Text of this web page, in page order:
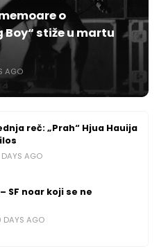
o
stiže u martu
AGO
reč: „Prah“ Hjua Hauija
DAYS AGO
SF noar koji se ne
DAYS AGO